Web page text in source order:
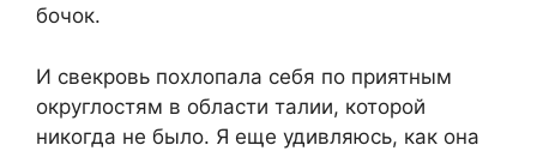
бочок.
И свекровь похлопала себя по приятным
округлостям в области талии, которой
никогда не было. Я еще удивляюсь, как она